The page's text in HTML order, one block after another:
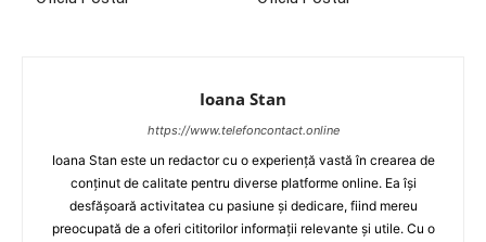
Ioana Stan
https://www.telefoncontact.online
Ioana Stan este un redactor cu o experiență vastă în crearea de
conținut de calitate pentru diverse platforme online. Ea își
desfășoară activitatea cu pasiune și dedicare, fiind mereu
preocupată de a oferi cititorilor informații relevante și utile. Cu o